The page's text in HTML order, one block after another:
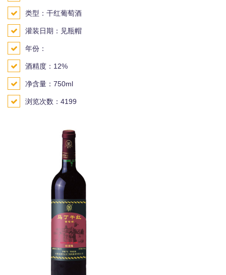
类型：干红葡萄酒
灌装日期：见瓶帽
年份：
酒精度：12%
净含量：750ml
浏览次数：4199